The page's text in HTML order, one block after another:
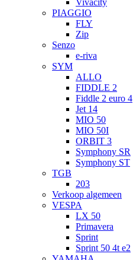
Vivacity
PIAGGIO
FLY
Zip
Senzo
e-riva
SYM
ALLO
FIDDLE 2
Fiddle 2 euro 4
Jet 14
MIO 50
MIO 50I
ORBIT 3
Symphony SR
Symphony ST
TGB
203
Verkoop algemeen
VESPA
LX 50
Primavera
Sprint
Sprint 50 4t e2